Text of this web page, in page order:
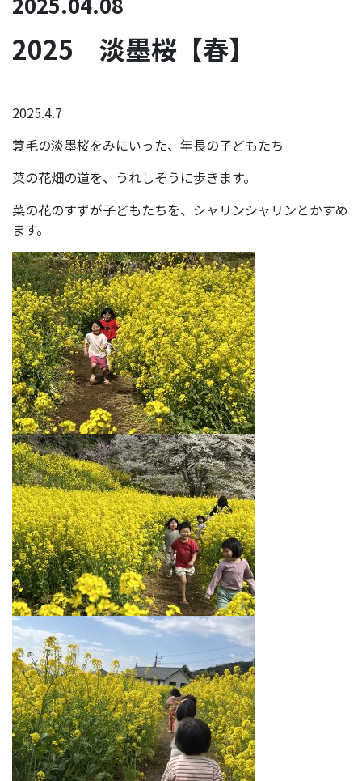
2025 淡墨桜【春】
2025.4.7
蓑毛の淡墨桜をみにいった、年長の子どもたち
菜の花畑の道を、うれしそうに歩きます。
菜の花のすずが子どもたちを、シャリンシャリンとかすめ
ます。